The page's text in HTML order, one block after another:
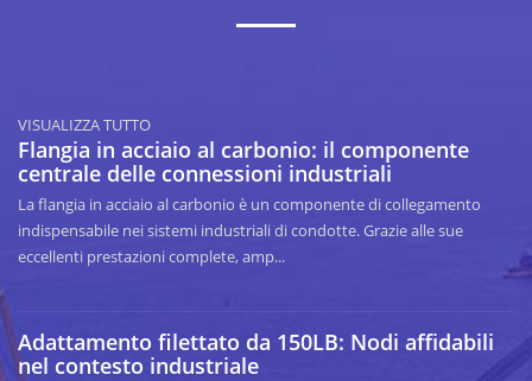
VISUALIZZA TUTTO
Flangia in acciaio al carbonio: il componente
centrale delle connessioni industriali
La flangia in acciaio al carbonio è un componente di collegamento
indispensabile nei sistemi industriali di condotte. Grazie alle sue
eccellenti prestazioni complete, amp...
Adattamento filettato da 150LB: Nodi affidabili
nel contesto industriale